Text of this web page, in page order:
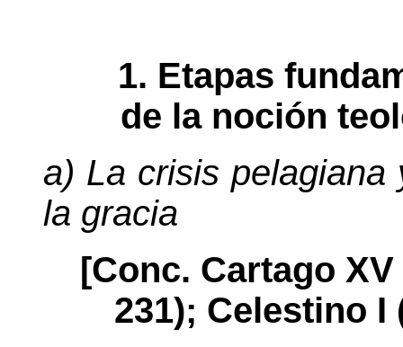
1. Etapas
de la noción
a) La crisis
la gracia
[Conc. Cartago
231); Celestino I